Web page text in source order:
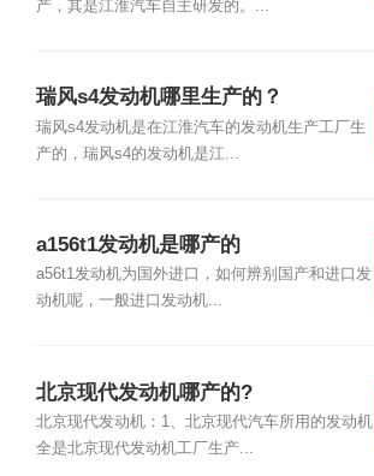
产，其是江淮汽车自主研发的。...
瑞风s4发动机哪里生产的？
瑞风s4发动机是在江淮汽车的发动机生产工厂生
产的，瑞风s4的发动机是江...
a156t1发动机是哪产的
a56t1发动机为国外进口，如何辨别国产和进口发
动机呢，一般进口发动机...
北京现代发动机哪产的?
北京现代发动机：1、北京现代汽车所用的发动机
全是北京现代发动机工厂生产...